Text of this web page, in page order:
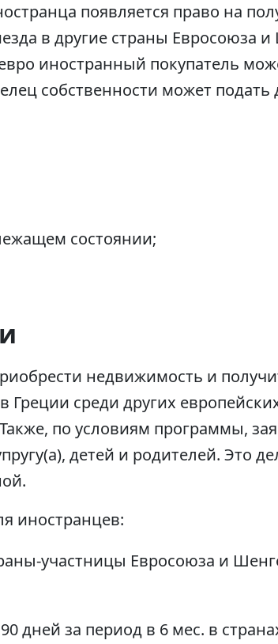
появляется право на
в другие страны Евросоюза
иностранный покупатель
собственности может подать
состоянии;
недвижимость и
Греции среди других
по условиям программы,
детей и родителей. Это
иностранцев:
участницы Евросоюза и
дней за период в 6 мес. в